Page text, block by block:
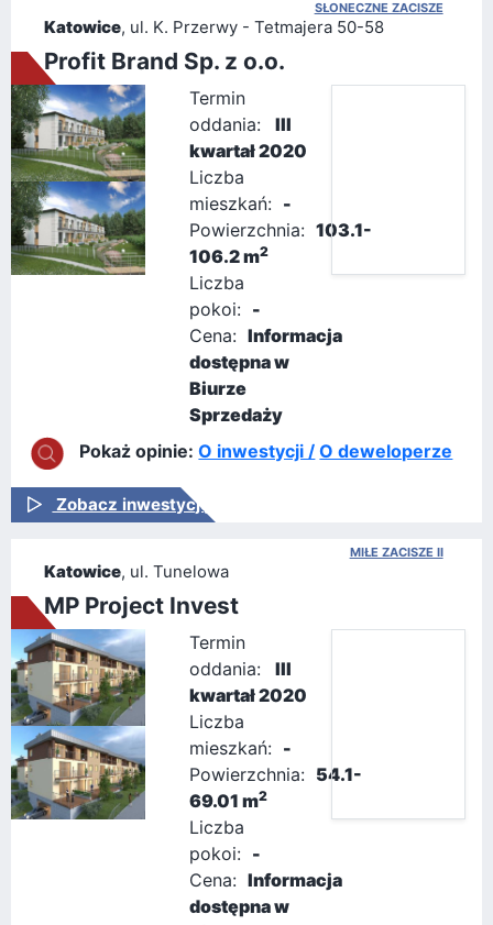
SŁONECZNE ZACISZE
Katowice, ul. K. Przerwy - Tetmajera 50-58
Profit Brand Sp. z o.o.
Termin
oddania:
III
kwartał 2020
Liczba
mieszkań: -
Powierzchnia: 103.1-
106.2 m2
Liczba
pokoi: -
Cena: Informacja
dostępna w
Biurze
Sprzedaży
Pokaż opinie:O inwestycji / O deweloperze
Zobacz inwestycję
MIŁE ZACISZE II
Katowice, ul. Tunelowa
MP Project Invest
Termin
oddania:
III
kwartał 2020
Liczba
mieszkań: -
Powierzchnia: 54.1-
69.01 m2
Liczba
pokoi: -
Cena: Informacja
dostępna w